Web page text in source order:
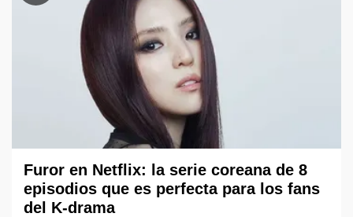
Furor en Netflix: la serie coreana de 8
episodios que es perfecta para los fans
del K-drama